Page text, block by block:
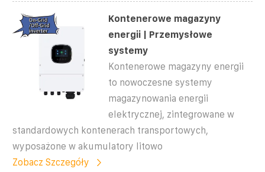
Kontenerowe magazyny
energii | Przemysłowe
systemy
Kontenerowe magazyny energii
to nowoczesne systemy
magazynowania energii
elektrycznej, zintegrowane w
standardowych kontenerach transportowych,
wyposażone w akumulatory litowo
Zobacz Szczegóły